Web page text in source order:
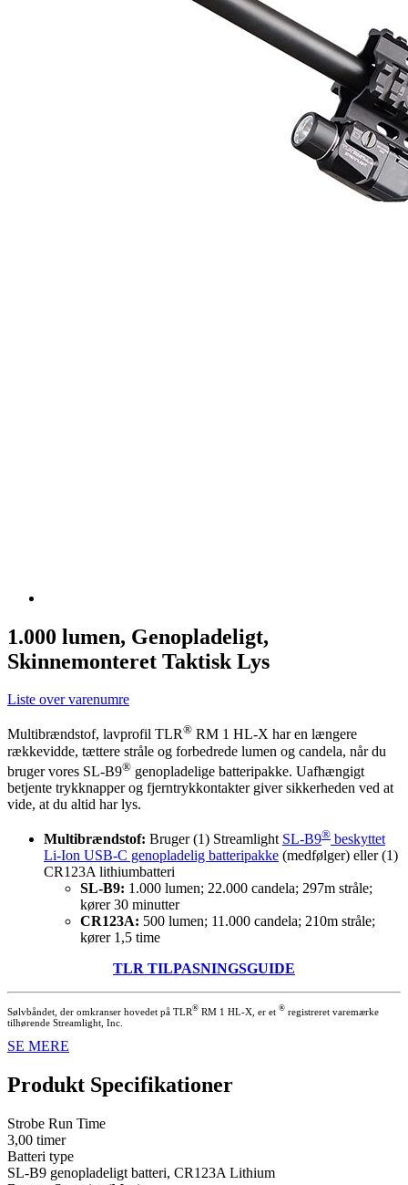
1.000 lumen, Genopladeligt,
Skinnemonteret Taktisk Lys
Liste over varenumre
Multibrændstof, lavprofil TLR® RM 1 HL-X har en længere
rækkevidde, tættere stråle og forbedrede lumen og candela, når du
bruger vores SL-B9® genopladelige batteripakke. Uafhængigt
betjente trykknapper og fjerntrykkontakter giver sikkerheden ved at
vide, at du altid har lys.
Multibrændstof: Bruger (1) Streamlight SL-B9® beskyttet
Li-Ion USB-C genopladelig batteripakke (medfølger) eller (1)
CR123A lithiumbatteri
SL-B9: 1.000 lumen; 22.000 candela; 297m stråle;
kører 30 minutter
CR123A: 500 lumen; 11.000 candela; 210m stråle;
kører 1,5 time
TLR TILPASNINGSGUIDE
Sølvbåndet, der omkranser hovedet på TLR® RM 1 HL-X, er et ® registreret varemærke
tilhørende Streamlight, Inc.
SE MERE
Produkt Specifikationer
Strobe Run Time
3,00 timer
Batteri type
SL-B9 genopladeligt batteri, CR123A Lithium